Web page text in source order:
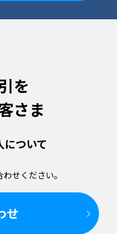
を
さま
について
せください。
せ